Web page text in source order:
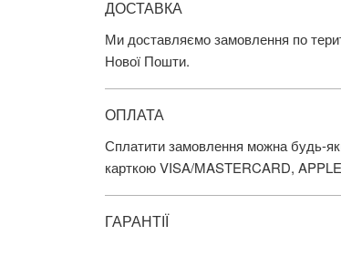
ДОСТАВКА
Ми доставляємо замовлення по
Нової Пошти.
ОПЛАТА
Сплатити замовлення можна будь-
карткою VISA/MASTERCARD,
ГАРАНТІЇ